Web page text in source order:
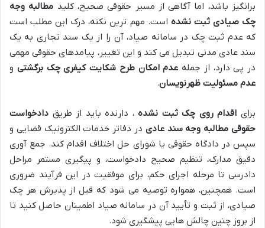
برانگیز باشد، اما آگاهی از مسیر حقوقی صحیح، کلید مطالبه وجه
چک صیادی ثبت نشده است. مهم ترین نکته، درک این مطلب است
که عدم ثبت چک در سامانه صیاد، آن را از یک سند تجاری به یک
سند عادی مدنی تبدیل می کند و این تغییر، پیامدهای حقوقی مهمی
در پی دارد، از جمله عدم امکان طرح شکایت کیفری چک برگشتی و
عدم مسئولیت ظهرنویسان.
برای اقدام روی چک ثبت نشده، دارنده باید از طریق دادخواست
حقوقی مطالبه وجه سند عادی در دفاتر خدمات الکترونیک قضایی و
سپس در دادگاه حقوقی یا شورای حل اختلاف اقدام کند. جمع آوری
دقیق مدارک، تنظیم صحیح دادخواست، و پیگیری مستمر مراحل
دادرسی تا مرحله اجرای حکم، برای موفقیت در این فرآیند ضروری
است. همچنین، همواره توصیه می شود که قبل از پذیرش هر چک
صیادی، از ثبت و تأیید آن در سامانه صیاد اطمینان حاصل کنید تا
از بروز چنین چالش هایی پیشگیری شود.